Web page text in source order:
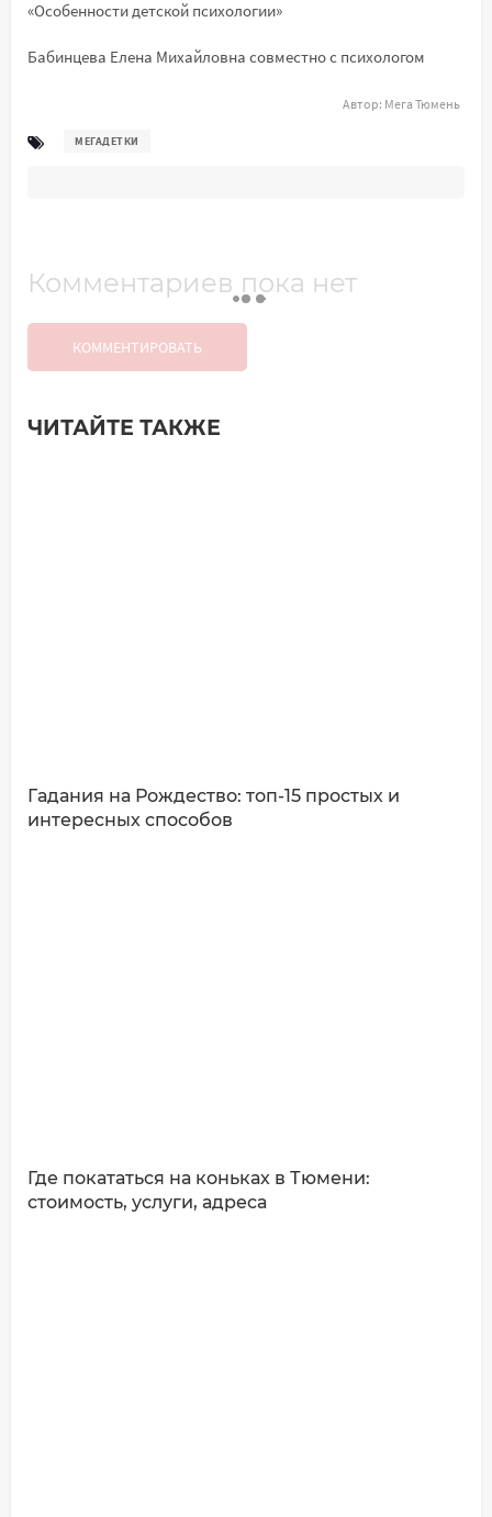
«Особенности детской психологии»
Бабинцева Елена Михайловна совместно с психологом
МЕГАДЕТКИ
Автор: Мега Тюмень
Комментариев пока нет
КОММЕНТИРОВАТЬ
Добавить комментарий
ЧИТАЙТЕ ТАКЖЕ
Гадания на Рождество: топ-15 простых и
интересных способов
Где покататься на коньках в Тюмени:
стоимость, услуги, адреса